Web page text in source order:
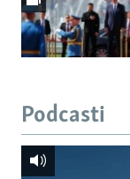
Podcasti